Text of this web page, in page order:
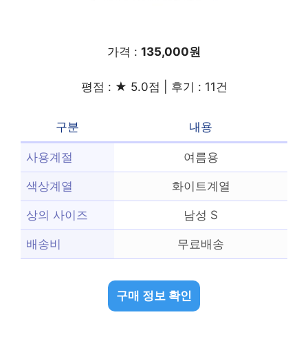
가격 : 135,000원
평점 : ★ 5.0점 | 후기 : 11건
구분 내용
사용계절 여름용
색상계열 화이트계열
상의 사이즈 남성 S
배송비 무료배송
구매 정보 확인